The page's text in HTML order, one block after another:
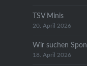
TSV Minis
20. April 2026
Wir suchen
18. April 2026